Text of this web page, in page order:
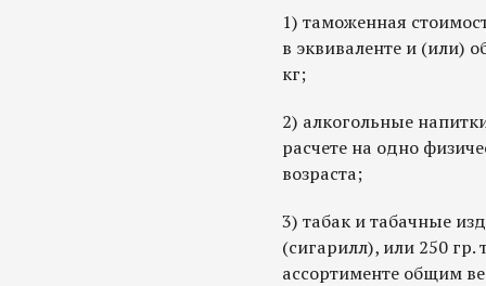
1) таможенная
в эквиваленте и (или)
кг;
2) алкогольные
расчете на одно
возраста;
3) табак и табачные
(сигарилл), или 250 гр.
ассортименте общим